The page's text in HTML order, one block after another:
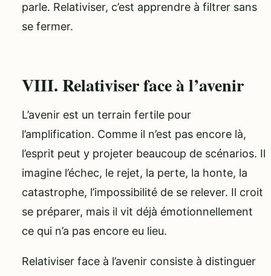
parle. Relativiser, c’est apprendre à filtrer sans
se fermer.
VIII. Relativiser face à l’avenir
L’avenir est un terrain fertile pour
l’amplification. Comme il n’est pas encore là,
l’esprit peut y projeter beaucoup de scénarios. Il
imagine l’échec, le rejet, la perte, la honte, la
catastrophe, l’impossibilité de se relever. Il croit
se préparer, mais il vit déjà émotionnellement
ce qui n’a pas encore eu lieu.
Relativiser face à l’avenir consiste à distinguer